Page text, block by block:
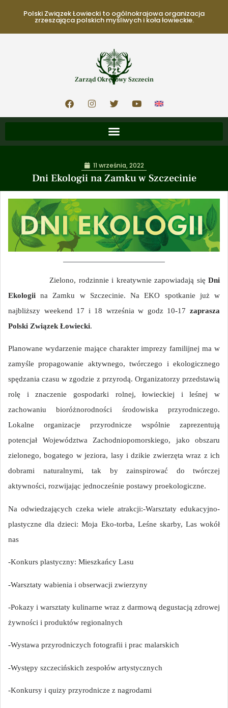
Polski Związek Łowiecki to ogólnokrajowa organizacja
zrzeszająca polskich myśliwych i koła łowieckie.
Zarząd Okręgowy Szczecin
Dni Ekologii na Zamku w Szczecinie
11 września, 2022
Zielono, rodzinnie i kreatywnie zapowiadają się Dni
Ekologii na Zamku w Szczecinie. Na EKO spotkanie już w
najbliższy weekend 17 i 18 września w godz 10-17 zaprasza
Polski Związek Łowiecki.
Planowane wydarzenie mające charakter imprezy familijnej ma w
zamyśle propagowanie aktywnego, twórczego i ekologicznego
spędzania czasu w zgodzie z przyrodą. Organizatorzy przedstawią
rolę i znaczenie gospodarki rolnej, łowieckiej i leśnej w
zachowaniu bioróżnorodności środowiska przyrodniczego.
Lokalne organizacje przyrodnicze wspólnie zaprezentują
potencjał Województwa Zachodniopomorskiego, jako obszaru
zielonego, bogatego w jeziora, lasy i dzikie zwierzęta wraz z ich
dobrami naturalnymi, tak by zainspirować do twórczej
aktywności, rozwijając jednocześnie postawy proekologiczne.
Na odwiedzających czeka wiele atrakcji:-Warsztaty edukacyjno-
plastyczne dla dzieci: Moja Eko-torba, Leśne skarby, Las wokół
nas
-Konkurs plastyczny: Mieszkańcy Lasu
-Warsztaty wabienia i obserwacji zwierzyny
-Pokazy i warsztaty kulinarne wraz z darmową degustacją zdrowej
żywności i produktów regionalnych
-Wystawa przyrodniczych fotografii i prac malarskich
-Występy szczecińskich zespołów artystycznych
-Konkursy i quizy przyrodnicze z nagrodami